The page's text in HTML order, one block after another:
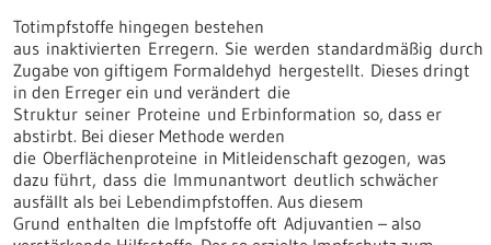
Totimpfstoffe hingegen bestehen
aus inaktivierten Erregern. Sie werden standardmäßig durch
Zugabe von giftigem Formaldehyd hergestellt. Dieses dringt
in den Erreger ein und verändert die
Struktur seiner Proteine und Erbinformation so, dass er
abstirbt. Bei dieser Methode werden
die Oberflächenproteine in Mitleidenschaft gezogen, was
dazu führt, dass die Immunantwort deutlich schwächer
ausfällt als bei Lebendimpfstoffen. Aus diesem
Grund enthalten die Impfstoffe oft Adjuvantien – also